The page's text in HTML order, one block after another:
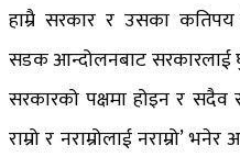
हाम्रै सरकार र उसका कतिपय
सडक आन्दोलनबाट सरकारलाई
सरकारको पक्षमा होइन र सदैव
राम्रो र नराम्रोलाई नराम्रो’